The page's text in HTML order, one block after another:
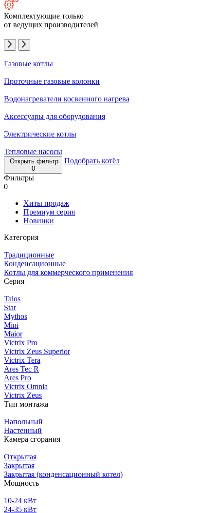
Комплектующие только
от ведущих производителей
Газовые котлы
Проточные газовые колонки
Водонагреватели косвенного нагрева
Аксессуары для оборудования
Электрические котлы
Тепловые насосы
Открыть фильтр
0
Подобрать котёл
Фильтры
0
Хиты продаж
Премиум серия
Новинки
Категория
Традиционные
Конденсационные
Котлы для коммерческого применения
Серия
Talos
Star
Mythos
Mini
Maior
Victrix Pro
Victrix Zeus Superior
Victrix Tera
Ares Tec R
Ares Pro
Victrix Omnia
Victrix Zeus
Тип монтажа
Напольный
Настенный
Камера сгорания
Открытая
Закрытая
Закрытая (конденсационный котел)
Мощность
10-24 кВт
24-35 кВт